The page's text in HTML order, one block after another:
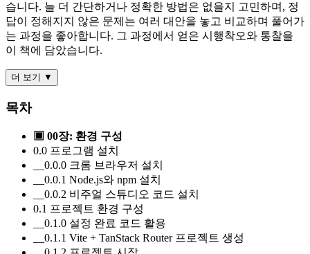
습니다. 늘 더 간단하거나 정확한 방법은 없을지 고민하며, 정
답이 정해지지 않은 문제는 여러 대안을 놓고 비교하며 풀어가
는 과정을 좋아합니다. 그 과정에서 얻은 시행착오와 통찰을
이 책에 담았습니다.
더 보기 ▼
목차
▣ 00장: 환경 구성
0.0 프로그램 설치
__0.0.0 크롬 브라우저 설치
__0.0.1 Node.js와 npm 설치
__0.0.2 비주얼 스튜디오 코드 설치
0.1 프로젝트 환경 구성
__0.1.0 설정 완료 코드 활용
__0.1.1 Vite + TanStack Router 프로젝트 생성